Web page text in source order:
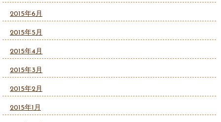
2015年6月
2015年5月
2015年4月
2015年3月
2015年2月
2015年1月